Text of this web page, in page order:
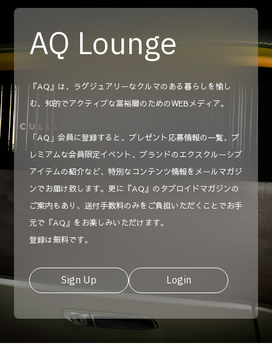
AQ Lounge
『AQ』は、ラグジュアリーなクルマのある暮らしを愉し
む、知的でアクティブな富裕層のためのWEBメディア。
「AQ」会員に登録すると、プレゼント応募情報の一覧、プ
レミアムな会員限定イベント、ブランドのエクスクルーシブ
アイテムの紹介など、特別なコンテンツ情報をメールマガジ
ンでお届け致します。更に『AQ』のタブロイドマガジンの
ご案内もあり、送付手数料のみをご負担いただくことでお手
元で『AQ』をお楽しみいただけます。
登録は無料です。
Sign Up Login